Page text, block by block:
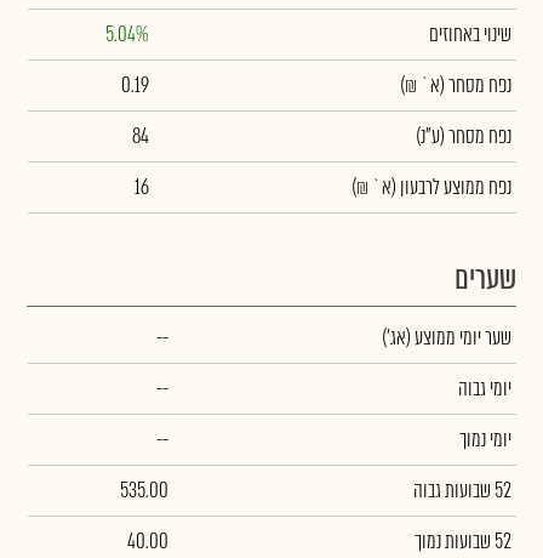
שינוי באחוזים
5.04%
נפח מסחר(א` ₪)
0.19
נפח מסחר(ע"נ)
84
נפח ממוצע לרבעון (א` ₪)
16
שערים
שער יומי ממוצע(אג')
--
יומי גבוה
--
יומי נמוך
--
52 שבועות גבוה
535.00
52 שבועות נמוך
40.00